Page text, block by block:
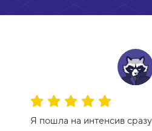
О
е
Я пошла на интенсив